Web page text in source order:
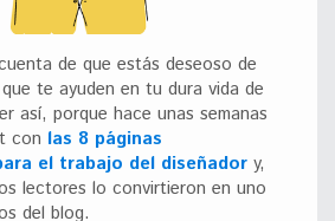
de que estás deseoso de
te ayuden en tu dura vida de
así, porque hace unas semanas
con las 8 páginas
el trabajo del diseñador y,
lectores lo convirtieron en uno
del blog.